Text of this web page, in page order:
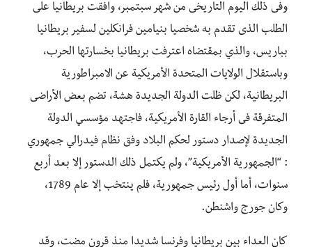
وفى ذلك اليوم التاريخى من شهر سبتمبر، وافقت بريطانيا على
الطلب الذى تقدم به شخصيا بنيامين فرانكلين لسفير بريطانيا
بباريس، والذي بمقتضاه اعترفت بريطانيا بخسارتها الحرب،
وباستقلال الولايات المتحدة الأمريكية عن الامبراطورية
البريطانية، لكن ظلت الدولة الجديدة هشة، تضم بعض الأراضى
المتفرقة فى أرجاء القارة الأمريكية، فاجتهد مؤسسي الدولة
الجديدة لإصدار دستور لحكم البلاد وفق نظام فيدرالي جمهوري
: “الجمهورية الأمريكية”، ولم يكتمل ذلك الدستور إلا بعد أربع
سنوات، أما أول رئيس جمهورية، فلم ينتخب إلا عام 1789،
وكان جورج واشنطن.
كان العداء بين بريطانيا وفرنسا شديدا منذ قرون مضت، وقد